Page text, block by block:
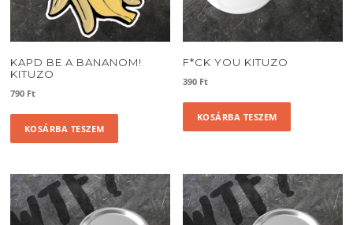
KAPD BE A BANANOM!
KITUZO
790 Ft
KOSÁRBA TESZEM
F*CK YOU KITUZO
390 Ft
KOSÁRBA TESZEM